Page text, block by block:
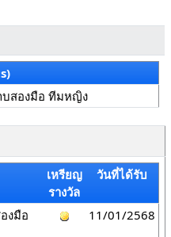
สองมือ ทีมหญิง
เหรียญ
รางวัล
วันที่ได้รับ
งมือ
11/01/2568